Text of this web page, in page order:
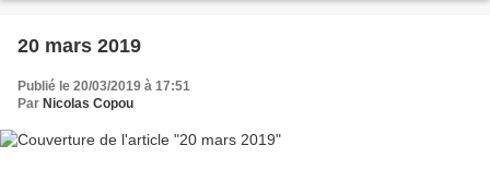
20 mars 2019
Publié le 20/03/2019 à 17:51
Par Nicolas Copou